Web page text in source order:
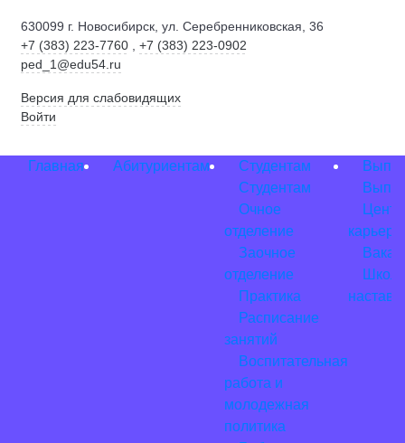
630099 г. Новосибирск, ул. Серебренниковская, 36
+7 (383) 223-7760
+7 (383) 223-0902
ped_1@edu54.ru
Версия для слабовидящих
Войти
Главная Абитуриентам
Студентам
Студентам
Очное
отделение
Заочное
отделение
Практика
Расписание
занятий
Воспитательная
работа и
молодежная
политика
Центр
карьеры